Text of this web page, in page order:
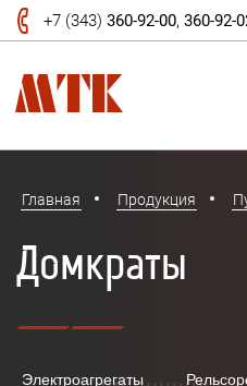
+7 (343) 360-92-00, 360-92-
Главная Продукция
Домкраты
Электроагрегаты